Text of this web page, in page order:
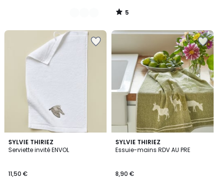
5
/
SYLVIE THIRIEZ
Serviette invité ENVOL
11,50 €
SYLVIE THIRIEZ
Essuie-mains RDV AU PRE
8,90 €